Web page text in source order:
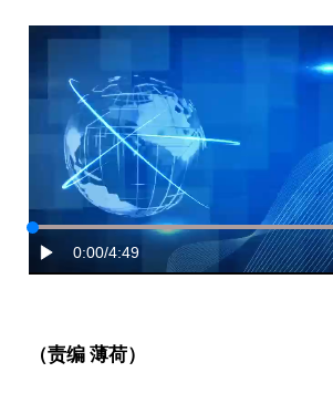
0:00/4:49
（责编 薄荷）